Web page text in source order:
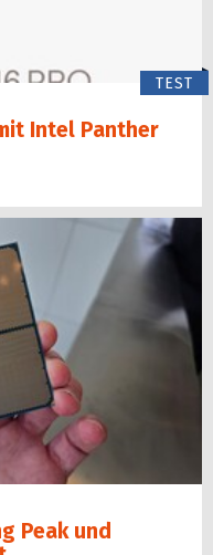
TEST
Intel Panther
Peak und